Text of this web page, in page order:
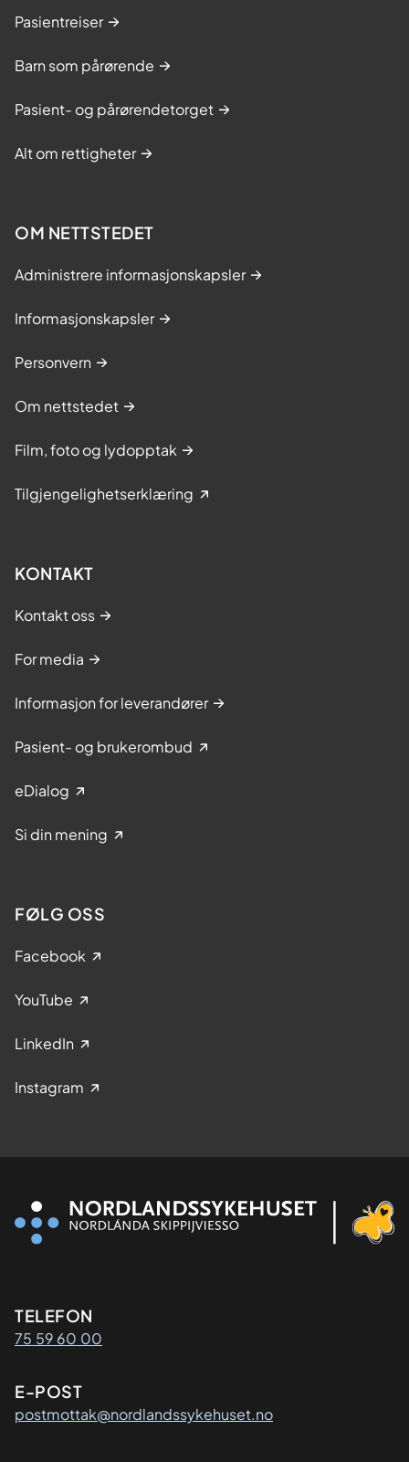
Pasientreiser
Barn som pårørende
Pasient- og pårørendetorget
Alt om rettigheter
OM NETTSTEDET
Administrere informasjonskapsler
Informasjonskapsler
Personvern
Om nettstedet
Film, foto og lydopptak
Tilgjengelighetserklæring
KONTAKT
Kontakt oss
For media
Informasjon for leverandører
Pasient- og brukerombud
eDialog
Si din mening
FØLG OSS
Facebook
YouTube
LinkedIn
Instagram
Kontaktinformasjon
TELEFON
75 59 60 00
E-POST
postmottak@nordlandssykehuset.no